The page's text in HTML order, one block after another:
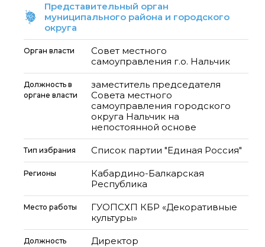
Представительный орган
муниципального района и городского
округа
Орган власти
Совет местного
самоуправления г.о. Нальчик
Должность в
органе власти
заместитель председателя
Совета местного
самоуправления городского
округа Нальчик на
непостоянной основе
Тип избрания Список партии "Единая Россия"
Регионы
Кабардино-Балкарская
Республика
Место работы
ГУОПСХП КБР «Декоративные
культуры»
Должность Директор